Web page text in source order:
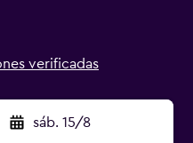
verificadas
sáb. 15/8